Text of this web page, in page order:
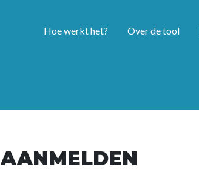
Hoe werkt het? Over de tool
AANMELDEN